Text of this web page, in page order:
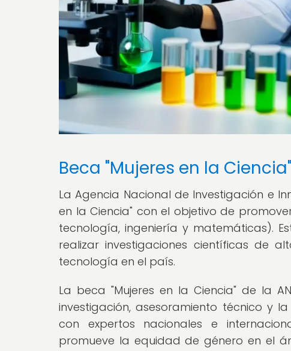
Beca "Mujeres en la
La Agencia Nacional de Investigación e
en la Ciencia" con el objetivo de
tecnología, ingeniería y matemáticas).
realizar investigaciones científicas de
tecnología en el país.
La beca "Mujeres en la Ciencia" de la
investigación, asesoramiento técnico y
con expertos nacionales e
promueve la equidad de género en el